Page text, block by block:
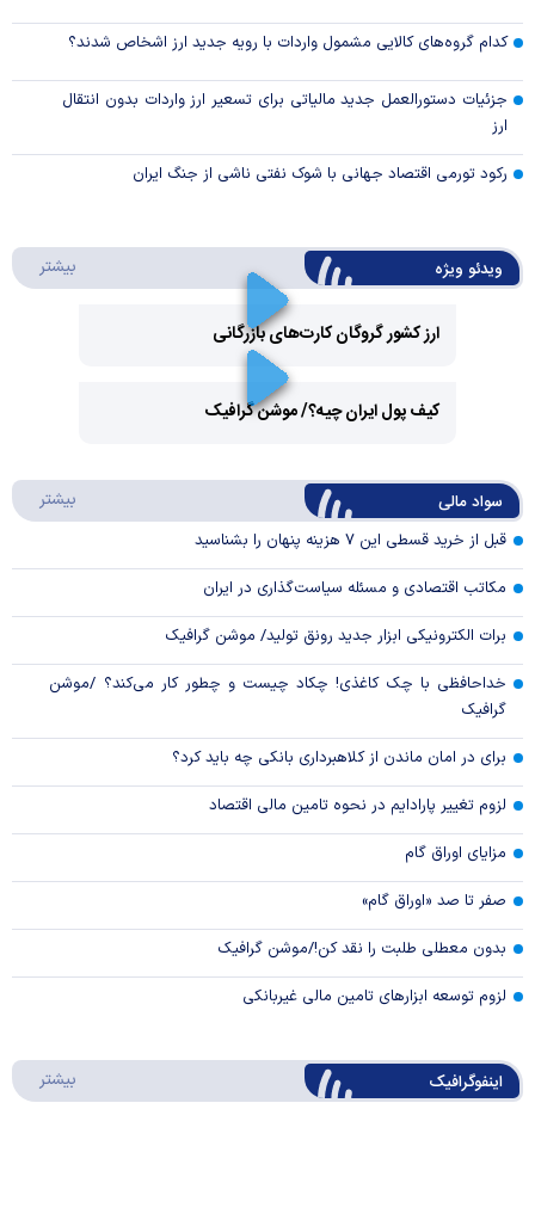
کدام گروه‌های کالایی مشمول واردات با رویه جدید ارز اشخاص شدند؟
جزئیات دستورالعمل جدید مالیاتی برای تسعیر ارز واردات بدون انتقال
ارز
رکود تورمی اقتصاد جهانی با شوک نفتی ناشی از جنگ ایران
ویدئو ویژه بیشتر
ارز کشور گروگان کارت‌های بازرگانی
Video
کیف پول ایران چیه؟/ موشن گرافیک
سواد مالی بیشتر
قبل از خرید قسطی این ۷ هزینه پنهان را بشناسید
مکاتب اقتصادی و مسئله سیاست‌گذاری در ایران
برات الکترونیکی ابزار جدید رونق تولید/ موشن گرافیک
خداحافظی با چک کاغذی! چکاد چیست و چطور کار می‌کند؟ /موشن
گرافیک
برای در امان ماندن از کلاهبرداری بانکی چه باید کرد؟
لزوم تغییر پارادایم در نحوه تامین مالی اقتصاد
مزایای اوراق گام
صفر تا صد «اوراق گام»
بدون معطلی طلبت را نقد کن!/موشن گرافیک
لزوم توسعه ابزارهای تامین مالی غیربانکی
اینفوگرافیک بیشتر